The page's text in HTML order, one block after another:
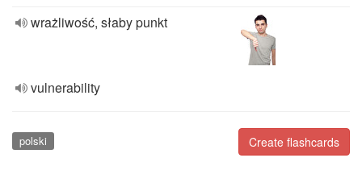
wrażliwość, słaby punkt
vulnerability
Create flashcards
polski